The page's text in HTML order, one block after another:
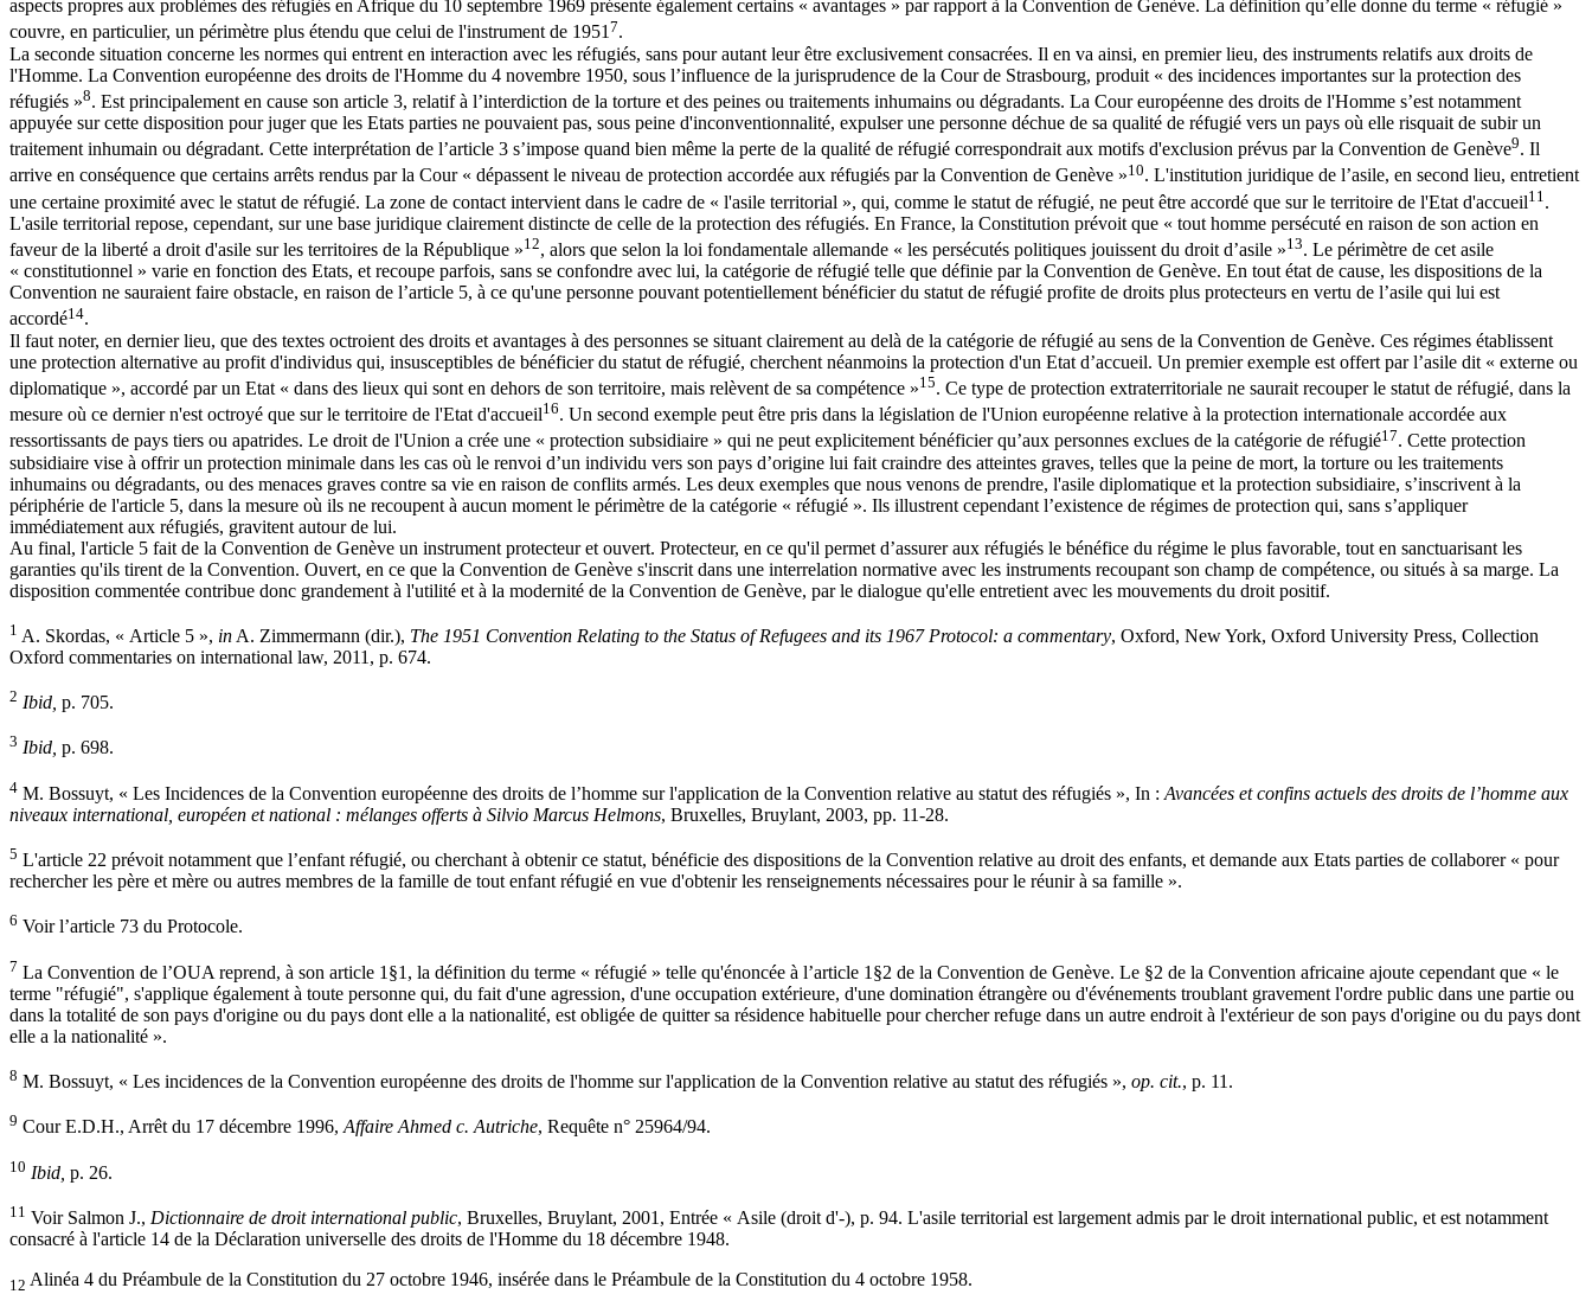
aspects propres aux problèmes des réfugiés en Afrique du 10 septembre 1969 présente également certains « avantages » par rapport à la Convention de Genève. La définition qu’elle donne du terme « réfugié »
couvre, en particulier, un périmètre plus étendu que celui de l'instrument de 19517.
La seconde situation concerne les normes qui entrent en interaction avec les réfugiés, sans pour autant leur être exclusivement consacrées. Il en va ainsi, en premier lieu, des instruments relatifs aux droits de
l'Homme. La Convention européenne des droits de l'Homme du 4 novembre 1950, sous l’influence de la jurisprudence de la Cour de Strasbourg, produit « des incidences importantes sur la protection des
réfugiés »8. Est principalement en cause son article 3, relatif à l’interdiction de la torture et des peines ou traitements inhumains ou dégradants. La Cour européenne des droits de l'Homme s’est notamment
appuyée sur cette disposition pour juger que les Etats parties ne pouvaient pas, sous peine d'inconventionnalité, expulser une personne déchue de sa qualité de réfugié vers un pays où elle risquait de subir un
traitement inhumain ou dégradant. Cette interprétation de l’article 3 s’impose quand bien même la perte de la qualité de réfugié correspondrait aux motifs d'exclusion prévus par la Convention de Genève9. Il
arrive en conséquence que certains arrêts rendus par la Cour « dépassent le niveau de protection accordée aux réfugiés par la Convention de Genève »10. L'institution juridique de l’asile, en second lieu, entretient
une certaine proximité avec le statut de réfugié. La zone de contact intervient dans le cadre de « l'asile territorial », qui, comme le statut de réfugié, ne peut être accordé que sur le territoire de l'Etat d'accueil11 .
L'asile territorial repose, cependant, sur une base juridique clairement distincte de celle de la protection des réfugiés. En France, la Constitution prévoit que « tout homme persécuté en raison de son action en
faveur de la liberté a droit d'asile sur les territoires de la République »12, alors que selon la loi fondamentale allemande « les persécutés politiques jouissent du droit d’asile »13. Le périmètre de cet asile
« constitutionnel » varie en fonction des Etats, et recoupe parfois, sans se confondre avec lui, la catégorie de réfugié telle que définie par la Convention de Genève. En tout état de cause, les dispositions de la
Convention ne sauraient faire obstacle, en raison de l’article 5, à ce qu'une personne pouvant potentiellement bénéficier du statut de réfugié profite de droits plus protecteurs en vertu de l’asile qui lui est
accordé14.
Il faut noter, en dernier lieu, que des textes octroient des droits et avantages à des personnes se situant clairement au delà de la catégorie de réfugié au sens de la Convention de Genève. Ces régimes établissent
une protection alternative au profit d'individus qui, insusceptibles de bénéficier du statut de réfugié, cherchent néanmoins la protection d'un Etat d’accueil. Un premier exemple est offert par l’asile dit « externe ou
diplomatique », accordé par un Etat « dans des lieux qui sont en dehors de son territoire, mais relèvent de sa compétence »15. Ce type de protection extraterritoriale ne saurait recouper le statut de réfugié, dans la
mesure où ce dernier n'est octroyé que sur le territoire de l'Etat d'accueil16. Un second exemple peut être pris dans la législation de l'Union européenne relative à la protection internationale accordée aux
ressortissants de pays tiers ou apatrides. Le droit de l'Union a crée une « protection subsidiaire » qui ne peut explicitement bénéficier qu’aux personnes exclues de la catégorie de réfugié17. Cette protection
subsidiaire vise à offrir un protection minimale dans les cas où le renvoi d’un individu vers son pays d’origine lui fait craindre des atteintes graves, telles que la peine de mort, la torture ou les traitements
inhumains ou dégradants, ou des menaces graves contre sa vie en raison de conflits armés. Les deux exemples que nous venons de prendre, l'asile diplomatique et la protection subsidiaire, s’inscrivent à la
périphérie de l'article 5, dans la mesure où ils ne recoupent à aucun moment le périmètre de la catégorie « réfugié ». Ils illustrent cependant l’existence de régimes de protection qui, sans s’appliquer
immédiatement aux réfugiés, gravitent autour de lui.
Au final, l'article 5 fait de la Convention de Genève un instrument protecteur et ouvert. Protecteur, en ce qu'il permet d’assurer aux réfugiés le bénéfice du régime le plus favorable, tout en sanctuarisant les
garanties qu'ils tirent de la Convention. Ouvert, en ce que la Convention de Genève s'inscrit dans une interrelation normative avec les instruments recoupant son champ de compétence, ou situés à sa marge. La
disposition commentée contribue donc grandement à l'utilité et à la modernité de la Convention de Genève, par le dialogue qu'elle entretient avec les mouvements du droit positif.
1 A. Skordas, « Article 5 », in A. Zimmermann (dir.), The 1951 Convention Relating to the Status of Refugees and its 1967 Protocol: a commentary, Oxford, New York, Oxford University Press, Collection
Oxford commentaries on international law, 2011, p. 674.
2 Ibid, p. 705.
3 Ibid, p. 698.
4 M. Bossuyt, « Les Incidences de la Convention européenne des droits de l’homme sur l'application de la Convention relative au statut des réfugiés », In : Avancées et confins actuels des droits de l’homme aux
niveaux international, européen et national : mélanges offerts à Silvio Marcus Helmons, Bruxelles, Bruylant, 2003, pp. 11-28.
5 L'article 22 prévoit notamment que l’enfant réfugié, ou cherchant à obtenir ce statut, bénéficie des dispositions de la Convention relative au droit des enfants, et demande aux Etats parties de collaborer « pour
rechercher les père et mère ou autres membres de la famille de tout enfant réfugié en vue d'obtenir les renseignements nécessaires pour le réunir à sa famille ».
6 Voir l’article 73 du Protocole.
7 La Convention de l’OUA reprend, à son article 1§1, la définition du terme « réfugié » telle qu'énoncée à l’article 1§2 de la Convention de Genève. Le §2 de la Convention africaine ajoute cependant que « le
terme "réfugié", s'applique également à toute personne qui, du fait d'une agression, d'une occupation extérieure, d'une domination étrangère ou d'événements troublant gravement l'ordre public dans une partie ou
dans la totalité de son pays d'origine ou du pays dont elle a la nationalité, est obligée de quitter sa résidence habituelle pour chercher refuge dans un autre endroit à l'extérieur de son pays d'origine ou du pays dont
elle a la nationalité ».
8 M. Bossuyt, « Les incidences de la Convention européenne des droits de l'homme sur l'application de la Convention relative au statut des réfugiés », op. cit., p. 11.
9 Cour E.D.H., Arrêt du 17 décembre 1996,Affaire Ahmed c. Autriche, Requête n° 25964/94.
10 Ibid, p. 26.
11 Voir Salmon J., Dictionnaire de droit international public, Bruxelles, Bruylant, 2001, Entrée « Asile (droit d'-), p. 94. L'asile territorial est largement admis par le droit international public, et est notamment
consacré à l'article 14 de la Déclaration universelle des droits de l'Homme du 18 décembre 1948.
12 Alinéa 4 du Préambule de la Constitution du 27 octobre 1946, insérée dans le Préambule de la Constitution du 4 octobre 1958.